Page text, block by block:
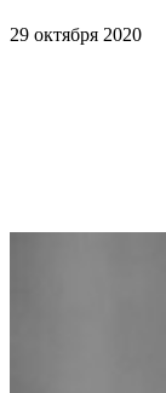
29 октября 2020